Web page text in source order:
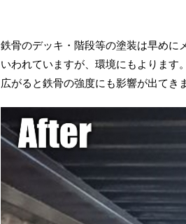
鉄骨のデッキ・階段等の塗装は早めに
いわれていますが、環境にもよります
広がると鉄骨の強度にも影響が出てき